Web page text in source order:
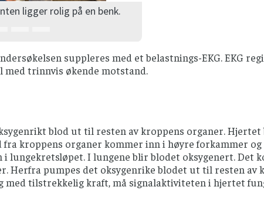
ligger rolig på en benk.
suppleres med et belastnings-EKG. EKG
med trinnvis økende motstand.
blod ut til resten av kroppens organer.
kroppens organer kommer inn i høyre forkammer
lungekretsløpet. I lungene blir blodet oksygenert. Det
Herfra pumpes det oksygenrike blodet ut til resten av
med tilstrekkelig kraft, må signalaktiviteten i hjertet